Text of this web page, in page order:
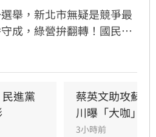
舉，新北市無疑是競爭最
成，綠營拚翻轉！國民黨
參選人蘇巧慧民調更是呈
就答應。完成兩屆總統任期
高人氣之外，新北更是她
度在此橫掃百萬票，有望
進黨
蔡英文助攻蘇
川曝「大咖」應
3小時前